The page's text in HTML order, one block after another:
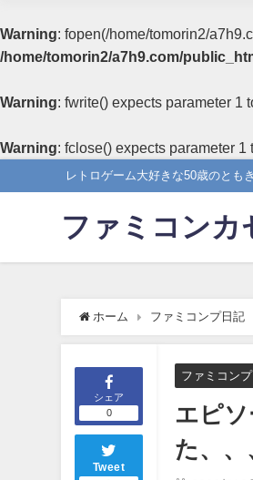
Warning: fopen(/home/tomorin2/
/home/tomorin2/a7h9.com/
Warning: fwrite() expects parameter 1
Warning: fclose() expects parameter
レトロゲーム大好きな50歳のとも
ファミコン
ホーム ファミコンプ日記
シェア
0
Tweet
ファミコン
エピ
た、、